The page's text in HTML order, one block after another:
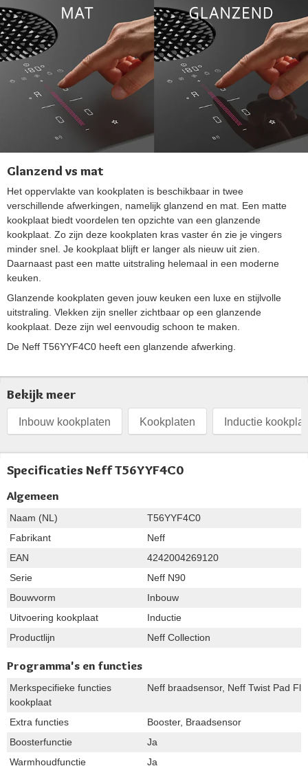
Glanzend vs mat
Het oppervlakte van kookplaten is beschikbaar in twee
verschillende afwerkingen, namelijk glanzend en mat. Een matte
kookplaat biedt voordelen ten opzichte van een glanzende
kookplaat. Zo zijn deze kookplaten kras vaster én zie je vingers
minder snel. Je kookplaat blijft er langer als nieuw uit zien.
Daarnaast past een matte uitstraling helemaal in een moderne
keuken.
Glanzende kookplaten geven jouw keuken een luxe en stijlvolle
uitstraling. Vlekken zijn sneller zichtbaar op een glanzende
kookplaat. Deze zijn wel eenvoudig schoon te maken.
De Neff T56YYF4C0 heeft een glanzende afwerking.
Bekijk meer
Inbouw kookplaten Kookplaten Inductie
Specificaties Neff T56YYF4C0
Algemeen
Naam (NL)
T56YYF4C0
Fabrikant
Neff
EAN
4242004269120
Serie
Neff N90
Bouwvorm
Inbouw
Uitvoering kookplaat
Inductie
Productlijn
Neff Collection
Programma's en functies
Merkspecifieke functies
kookplaat
Neff braadsensor, Neff Twist Pad
Extra functies
Booster, Braadsensor
Boosterfunctie
Ja
Warmhoudfunctie
Ja